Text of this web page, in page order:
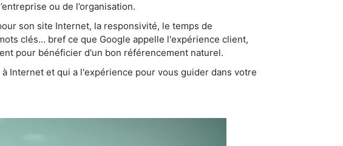
ou de l’organisation.
son site Internet, la responsivité, le temps de
clés... bref ce que Google appelle l'expérience client,
pour bénéficier d'un bon référencement naturel.
Internet et qui a l'expérience pour vous guider dans votre